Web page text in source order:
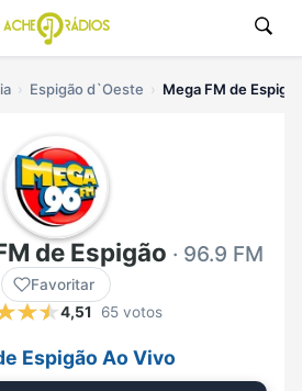
Espigão d`Oeste Mega FM de
de Espigão · 96.9 FM
Favoritar
4,51
65 votos
Espigão Ao Vivo